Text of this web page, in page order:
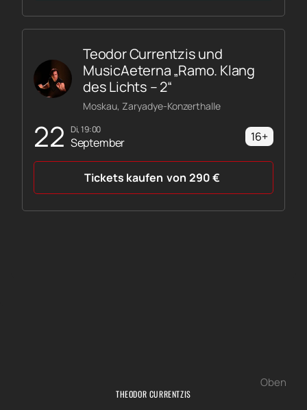
22 Di, 19:00
September
Teodor Currentzis und
MusicAeterna „Ramo. Klang
des Lichts – 2“
Moskau, Zaryadye-Konzerthalle
16+
Tickets kaufen von 290€
Oben
THEODOR CURRENTZIS